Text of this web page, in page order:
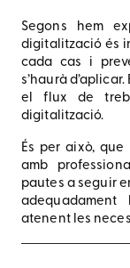
Segons hem
digitalització és
cada cas i
s’haurà
el flux de
digitalització.
És per això, que
amb
pautes a seguir
atenent les